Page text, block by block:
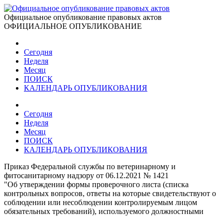
Официальное опубликование правовых актов
ОФИЦИАЛЬНОЕ ОПУБЛИКОВАНИЕ
Сегодня
Неделя
Месяц
ПОИСК
КАЛЕНДАРЬ ОПУБЛИКОВАНИЯ
Сегодня
Неделя
Месяц
ПОИСК
КАЛЕНДАРЬ ОПУБЛИКОВАНИЯ
Приказ Федеральной службы по ветеринарному и
фитосанитарному надзору от 06.12.2021 № 1421
"Об утверждении формы проверочного листа (списка
контрольных вопросов, ответы на которые свидетельствуют о
соблюдении или несоблюдении контролируемым лицом
обязательных требований), используемого должностными